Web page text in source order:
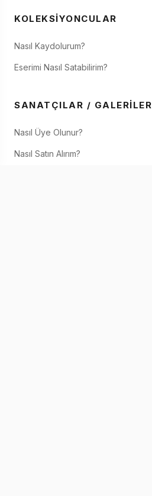
KOLEKSIYONCULAR
Nasıl Kaydolurum?
Eserimi Nasıl Satabilirim?
SANATÇILAR / GALERILER
Nasıl Üye Olunur?
Nasıl Satın Alırım?